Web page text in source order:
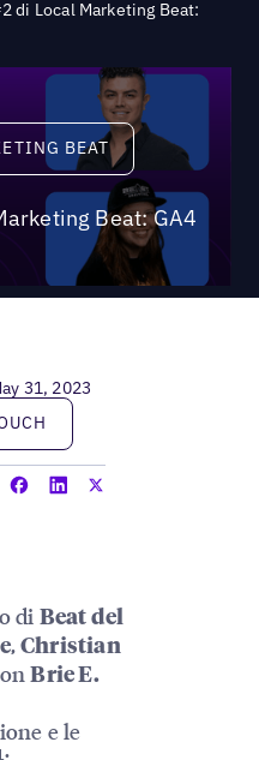
di Local Marketing Beat:
Marketing Beat
BEAT
Beat: GA4
31, 2023
di Beat del
,Christian
Brie E.
e le